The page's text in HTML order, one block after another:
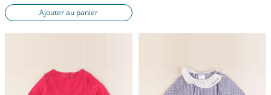
Ajouter au panier